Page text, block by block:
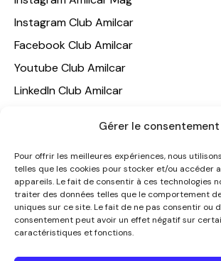
Gérer le consentement
Pour offrir les meilleures expériences, nous
telles que les cookies pour stocker et/ou accéder
appareils. Le fait de consentir à ces technologies
traiter des données telles que le comportement
uniques sur ce site. Le fait de ne pas consentir ou
consentement peut avoir un effet négatif sur
caractéristiques et fonctions.
Instagram Club Amilcar
Facebook Club Amilcar
Youtube Club Amilcar
LinkedIn Club Amilcar
NOTRE GROUPE
ACCUEIL
AMILCAR TRAVEL CLUB
CLUB AMILCAR, Club d'affaires
AGENCE MEDIANE
CONTACT